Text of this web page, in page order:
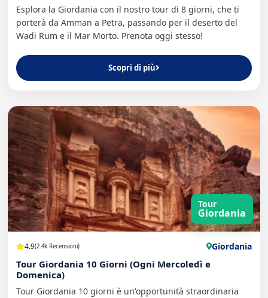
Esplora la Giordania con il nostro tour di 8 giorni, che ti
porterà da Amman a Petra, passando per il deserto del
Wadi Rum e il Mar Morto. Prenota oggi stesso!
Scopri di più
Tour
Giordania
4.9(2.4k Recensioni) Giordania
Tour Giordania 10 Giorni (Ogni Mercoledì e
Domenica)
Tour Giordania 10 giorni è un'opportunità straordinaria